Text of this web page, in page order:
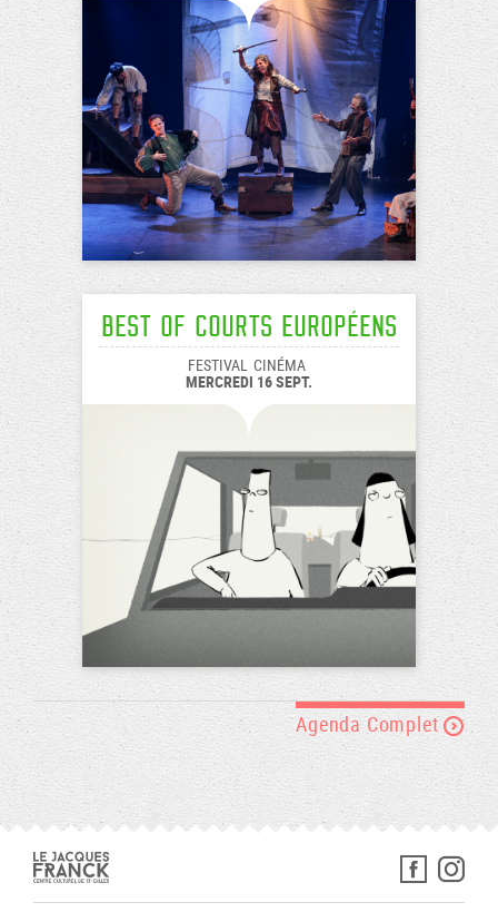
Best of Courts européens
FESTIVAL CINÉMA
MERCREDI 16 SEPT.
Agenda Complet